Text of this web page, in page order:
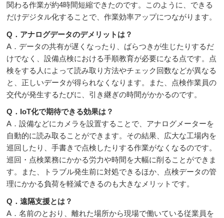
関わる作業が約4時間短縮できたのです。このように、できる
だけデジタル化することで、作業効率アップにつながります。
Q．アナログデータのデメリットは？
A．データの共有が遅くなったり、ばらつきが生じたりするだ
けでなく、設備点検における手順教育が必要になる点です。点
検をする人によって読み取り方法やチェック回数などが異なる
と、正しいデータが得られなくなります。また、点検作業員の
交代が発生するたびに、引き継ぎの時間がかかるのです。
Q．IoT化で期待できる効果は？
A．設備などにカメラを設置することで、アナログメーターを
自動的に読み取ることができます。その結果、広大な工場内を
巡回したり、手書きで点検したりする作業がなくなるのです。
巡回・点検業務にかかる労力や時間を大幅に削ることができま
す。また、トラブル発生前に対処できるほか、点検データの管
理にかかる負荷を軽減できるのも大きなメリットです。
Q．遠隔支援とは？
A．名前のとおり、離れた場所から現場で働いている従業員を